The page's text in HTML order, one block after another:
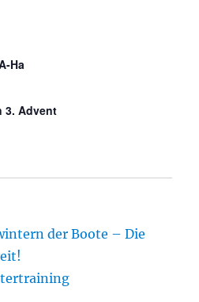
Ha
3. Advent
der Boote – Die